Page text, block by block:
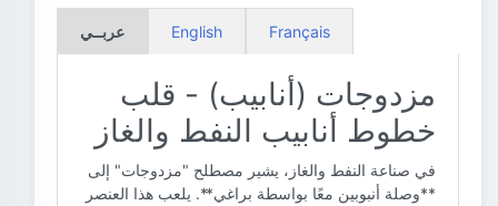
عربــي English Français
مزدوجات (أنابيب) - قلب
خطوط أنابيب النفط والغاز
في صناعة النفط والغاز، يشير مصطلح "مزدوجات" إلى
**وصلة أنبوبين معًا بواسطة براغي**. يلعب هذا العنصر